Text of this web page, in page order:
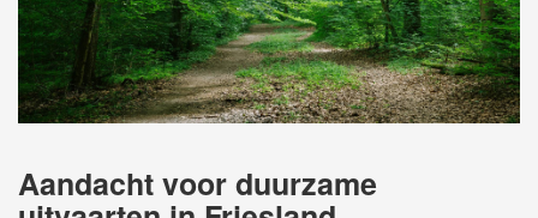
Aandacht voor duurzame